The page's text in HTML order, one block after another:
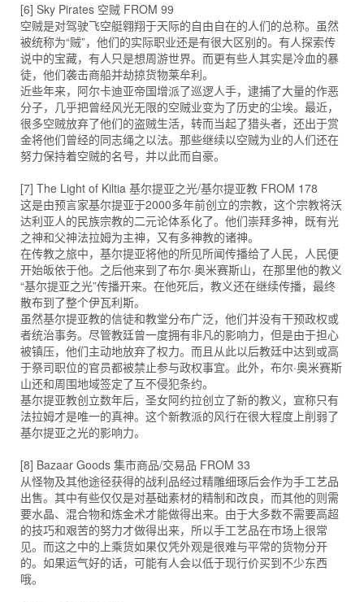
[6] Sky Pirates 空贼 FROM 99
空贼是对驾驶飞空艇翱翔于天际的自由自在的人们的总称。虽然
被统称为“贼”，他们的实际职业还是有很大区别的。有人探索传
说中的宝藏，有人只是想周游世界。而更有些人其实是冷血的暴
徒，他们袭击商船并劫掠货物莱牟利。
近些年来，阿尔卡迪亚帝国增派了巡逻人手，逮捕了大量的作恶
分子，几乎把曾经风光无限的空贼业变为了历史的尘埃。最近，
很多空贼放弃了他们的盗贼生活，转而当起了猎头者，还出于赏
金将他们曾经的同志绳之以法。那些继续以空贼为业的人们还在
努力保持着空贼的名号，并以此而自豪。
[7] The Light of Kiltia 基尔提亚之光/基尔提亚教 FROM 178
这是由预言家基尔提亚于2000多年前创立的宗教，这个宗教将沃
达利亚人的民族宗教的二元论体系化了。他们崇拜多神，既有光
之神和父神法拉姆为主神，又有多神教的诸神。
在传教之旅中，基尔提亚将他的所见所闻传播给了人民，人民便
开始皈依于他。之后他来到了布尔·奥米赛斯山，在那里他的教义
“基尔提亚之光”传播开来。在他死后，教义还在继续传播，最终
散布到了整个伊瓦利斯。
虽然基尔提亚教的信徒和教堂分布广泛，他们并没有干预政权或
者统治事务。尽管教廷曾一度拥有非凡的影响力，但是由于担心
被镇压，他们主动地放弃了权力。而且从此以后教廷中达到或高
于祭司职位的官员都被禁止参与政权事宜。此外，布尔·奥米赛斯
山还和周围地域签定了互不侵犯条约。
基尔提亚教创立数年后，圣女阿约拉创立了新的教义，宣称只有
法拉姆才是唯一的真神。这个新教派的风行在很大程度上削弱了
基尔提亚之光的影响力。
[8] Bazaar Goods 集市商品/交易品 FROM 33
从怪物及其他途径获得的战利品经过精雕细琢后会作为手工艺品
出售。其中有些仅仅是对基础素材的精制和改良，而其他的则需
要水晶、混合物和炼金术才能做得出来。由于大多数不需要高超
的技巧和艰苦的努力才做得出来，所以手工艺品在市场上很常
见。而这之中的上乘货如果仅凭外观是很难与平常的货物分开
的。如果运气好的话，可能有人会以低于现行价买到不少东西
哦。